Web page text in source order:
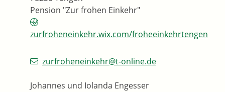
Pension "Zur frohen Einkehr"
zurfroheneinkehr.wix.com/froheeinkehrtengen
zurfroheneinkehr@t-online.de
Johannes und Iolanda Engesser